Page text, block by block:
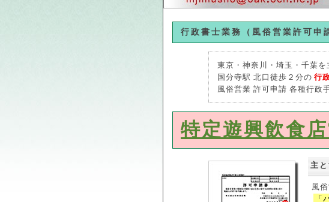
行政書士業務（風俗営業許可申
東京・神奈川・埼玉・千葉を
国分寺駅 北口徒歩２分の 行
風俗営業 許可申請 各種行政
特定遊興飲食
主
風
「